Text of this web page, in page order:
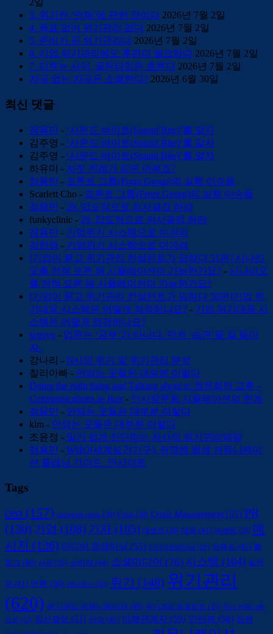
3. 위기란 ‘언제’에 관한 것이다 2026년 7월 2일
4. 목표 없이 위기관리 없다 2026년 7월 2일
5. 준비가 곧 위기관리다 2026년 7월 2일
6. 기업 위기관리에도 훈련이 필요하다 2026년 7월 2일
7. 미루는 사이, 골든타임은 흐른다 2026년 7월 2일
자극 없는 자극은 소멸한다? 2026년 6월 30일
최신 댓글
정용민 - ‘사운드 바이트(Sound Bite)’를 알자
김주영 - ‘사운드 바이트(Sound Bite)’를 알자
김주영 - ‘사운드 바이트(Sound Bite)’를 알자
하유미
- 자칫 전례가 되면 어쩌죠?
정용민
- 프론트 그룹(Front Group)의 실행 이슈들
Scarlett Cho - 프론트 그룹(Front Group)의 실행 이슈들
정용민
- 29. 압도적으로 의사결정 하라
funkyclinic - 29. 압도적으로 의사결정 하라
정용민
- 기업위기 시스템으로 이겨라
김한영 - 기업위기 시스템으로 이겨라
[기업이 묻고 위기관리 컨설턴트가 답하다 51편] 시나리
오를 전혀 모른 채 시뮬레이션이 가능한가요? - 시나리오
를 전혀 모른 채 시뮬레이션이 가능한가요?
[기업이 묻고 위기관리 컨설턴트가 답하다 50편]기업 위
기대응 시스템은 어떻게 점검하나요? - 기업 위기대응 시
스템은 어떻게 점검하나요?
sensyo - 업무는 ‘공부’가 아니다. 먼저 ‘습관’을 잘 들이
자.
강나리 - N사의 위기 및 위기관리 분석
찰리아빠 - 안되는 곳들은 대부분 이렇다
Doing the right thing and Talking about it: 청문회의 교훈 -
Communications as Ikor- 인사청문회 시뮬레이션의 한계
정용민
- 안되는 곳들은 대부분 이렇다
kim - 안되는 곳들은 대부분 이렇다
조윤정 - 알기 쉽게 진단하는 자사의 위기관리역량
정용민
- WHO(세계보건기구), 전염병 발생 커뮤니케이
션 플래닝 가이드_인사이트
Tags
ceo (157) corporate crisis (39) Crisis (38) Crisis Management (55) PR
(130) 기업 (108) 기자 (105) 대변인 (39) 대응 (41) 마케팅 (35) 메
시지 (136) 미디어 트레이닝 (55) 미디어트레이닝 (29) 브랜드 (42) 블
로그 (40) 사과 (35) 소비자 (44) 소셜미디어 (76) 시스템 (104) 실무
자 (41) 언론 (50) 에이전시 (30) 위기 (148) 위기관리
(620) 위기관리 커뮤니케이션 (40) 위기관리 컨설턴트 (35) 위기 커뮤니케
이션 (33) 의사결정 (51) 이슈 (40) 이해관계자 (59) 인터뷰 (58) 임원